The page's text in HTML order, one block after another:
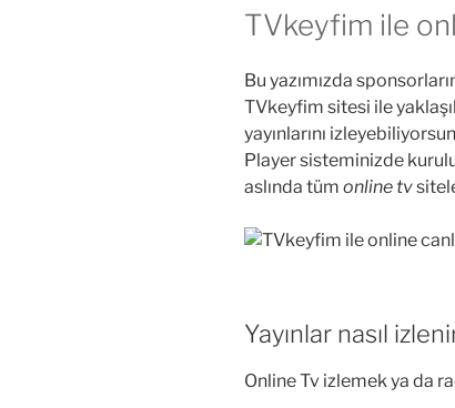
TVkeyfim ile
Bu yazımızda
TVkeyfim sitesi ile
yayınlarını
Player sisteminizde
aslında tüm online tv
Yayınlar nasıl
Online Tv izlemek ya da